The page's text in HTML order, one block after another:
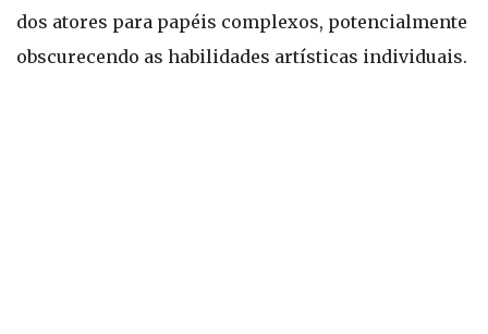
dos atores para papéis complexos, potencialmente
obscurecendo as habilidades artísticas individuais.